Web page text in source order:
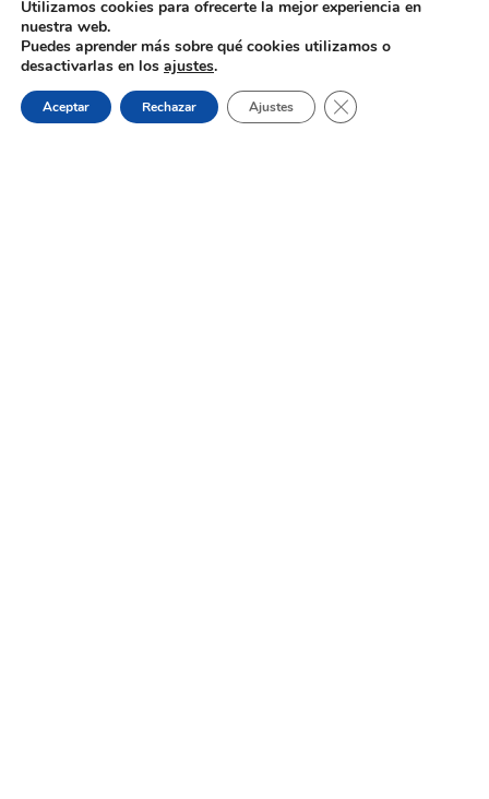
Oferta de Trabajo: SAD, SERVICIO
DE AYUDA A DOMICILIO
31 de julio de 2026
Utilizamos cookies para ofrecerte la mejor experiencia en
nuestra web.
Puedes aprender más sobre qué cookies utilizamos o
desactivarlas en los ajustes.
Aceptar Rechazar Ajustes Cerrar el banner de